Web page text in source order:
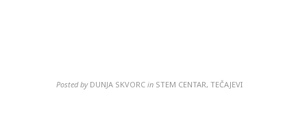
Posted by DUNJA SKVORC in STEM CENTAR, TEČAJEVI